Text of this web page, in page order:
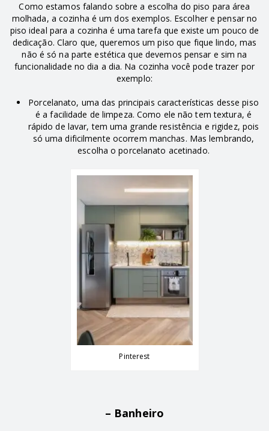
Como estamos falando sobre a escolha do piso para área
molhada, a cozinha é um dos exemplos. Escolher e pensar no
piso ideal para a cozinha é uma tarefa que existe um pouco de
dedicação. Claro que, queremos um piso que fique lindo, mas
não é só na parte estética que devemos pensar e sim na
funcionalidade no dia a dia. Na cozinha você pode trazer por
exemplo:
Porcelanato, uma das principais características desse piso
é a facilidade de limpeza. Como ele não tem textura, é
rápido de lavar, tem uma grande resistência e rigidez, pois
só uma dificilmente ocorrem manchas. Mas lembrando,
escolha o porcelanato acetinado.
Pinterest
– Banheiro